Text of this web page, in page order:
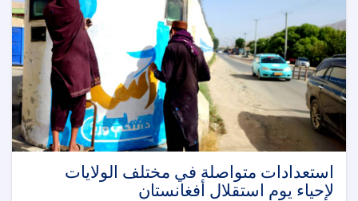
استعدادات متواصلة في مختلف الولايات
لإحياء يوم استقلال أفغانستان